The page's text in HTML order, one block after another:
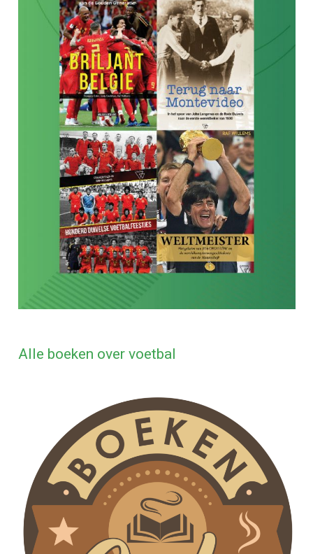
Alle boeken over voetbal